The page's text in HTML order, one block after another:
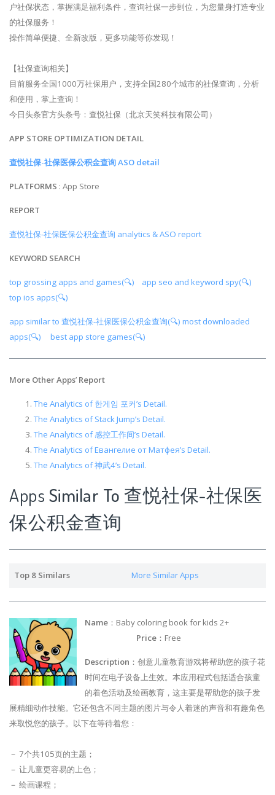
户社保状态，掌握满足福利条件，查询社保一步到位，为您量身打造专业
的社保服务！
操作简单便捷、全新改版，更多功能等你发现！
【社保查询相关】
目前服务全国1000万社保用户，支持全国280个城市的社保查询，分析
和使用，掌上查询！
今日头条官方头条号：查悦社保（北京天笑科技有限公司）
APP STORE OPTIMIZATION DETAIL
查悦社保-社保医保公积金查询 ASO detail
PLATFORMS : App Store
REPORT
查悦社保-社保医保公积金查询 analytics & ASO report
KEYWORD SEARCH
top grossing apps and games(🔍)
app seo and keyword spy(🔍)
top ios apps(🔍)
app similar to 查悦社保-社保医保公积金查询(🔍) most downloaded
apps(🔍)
best app store games(🔍)
More Other Apps’ Report
The Analytics of 한게임 포커’s Detail.
The Analytics of Stack Jump’s Detail.
The Analytics of 感控工作间’s Detail.
The Analytics of Евангелие от Матфея’s Detail.
The Analytics of 神武4’s Detail.
Apps Similar To 查悦社保-社保医
保公积金查询
Top 8 Similars More Similar Apps
Name ：Baby coloring book for kids 2+
Price ：Free
Description ：创意儿童教育游戏将帮助您的孩子花
时间在电子设备上生效。本应用程式包括适合孩童
的着色活动及绘画教育，这主要是帮助您的孩子发
展精细动作技能。它还包含不同主题的图片与令人着迷的声音和有趣角色
来取悦您的孩子。以下在等待着您：
－ 7个共105页的主题；
－ 让儿童更容易的上色；
－ 绘画课程；